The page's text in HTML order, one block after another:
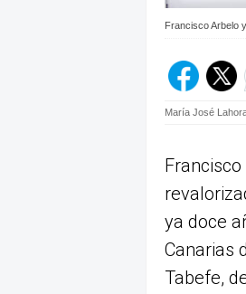
Francisco Arbelo
María José
ya doce
Canarias
Tabefe,